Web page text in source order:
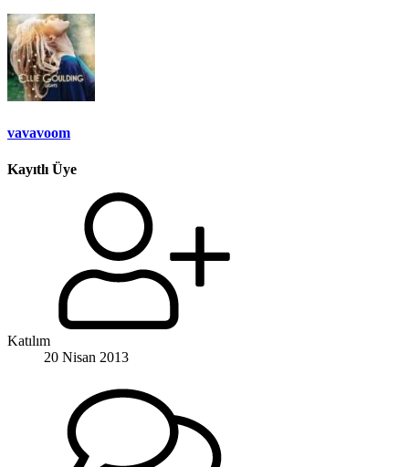
vavavoom
Kayıtlı Üye
Katılım
20 Nisan 2013